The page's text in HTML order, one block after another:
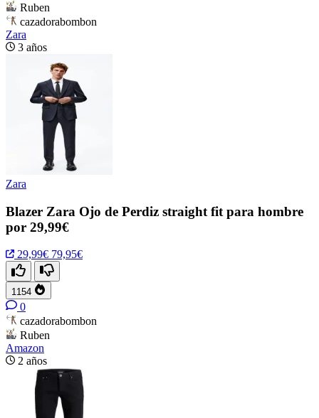
Ruben
cazadorabombon
Zara
3 años
Zara
Blazer Zara Ojo de Perdiz straight fit para hombre
por 29,99€
29,99€ 79,95€
1154
0
cazadorabombon
Ruben
Amazon
2 años